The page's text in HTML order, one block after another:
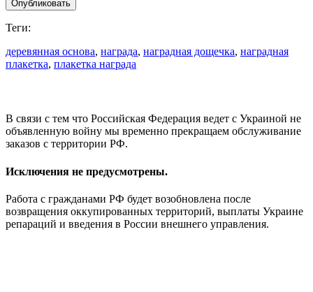
Теги:
деревянная основа, награда, наградная дощечка, наградная
плакетка, плакетка награда
В связи с тем что Российская Федерация ведет с Украиной не
объявленную войну мы временно прекращаем обслуживание
заказов с территории РФ.
Исключения не предусмотрены.
Работа с гражданами РФ будет возобновлена после
возвращения оккупированных территорий, выплаты Украине
репараций и введения в России внешнего управления.